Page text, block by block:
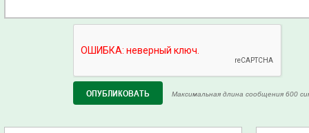
Максимальная длина сообщения 600